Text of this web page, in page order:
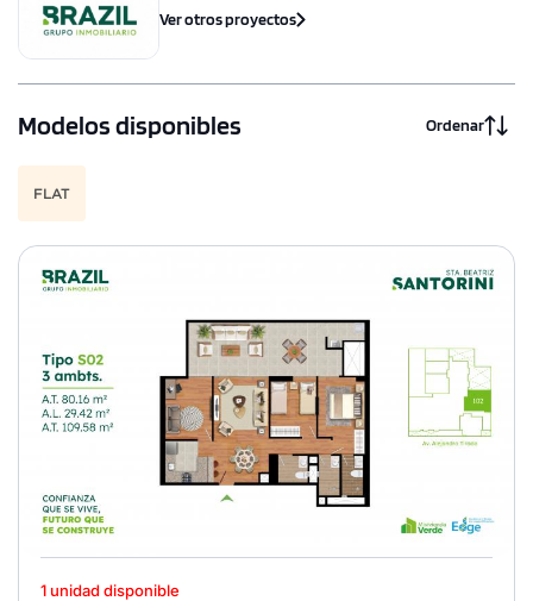
Ver otros proyectos
Modelos disponibles Ordenar
FLAT
1 unidad disponible